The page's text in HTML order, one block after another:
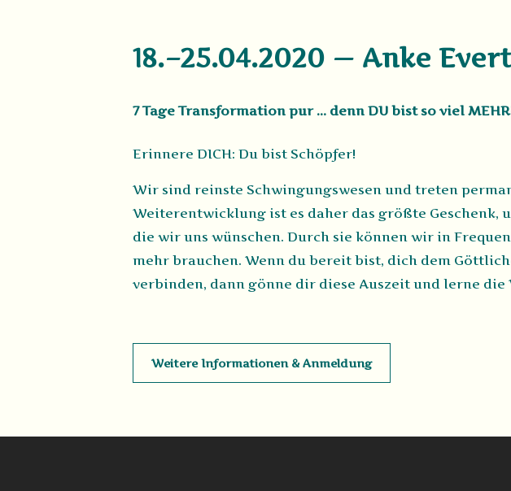
18.–25.04.2020 — Anke
7 Tage Transformation pur … denn DU bist so viel
Erinnere DICH: Du bist Schöpfer!
Wir sind reinste Schwingungswesen und treten
Weiterentwicklung ist es daher das größte Geschenk,
die wir uns wünschen. Durch sie können wir in
mehr brauchen. Wenn du bereit bist, dich dem
verbinden, dann gönne dir diese Auszeit und lerne
Weitere Informationen & Anmeldung